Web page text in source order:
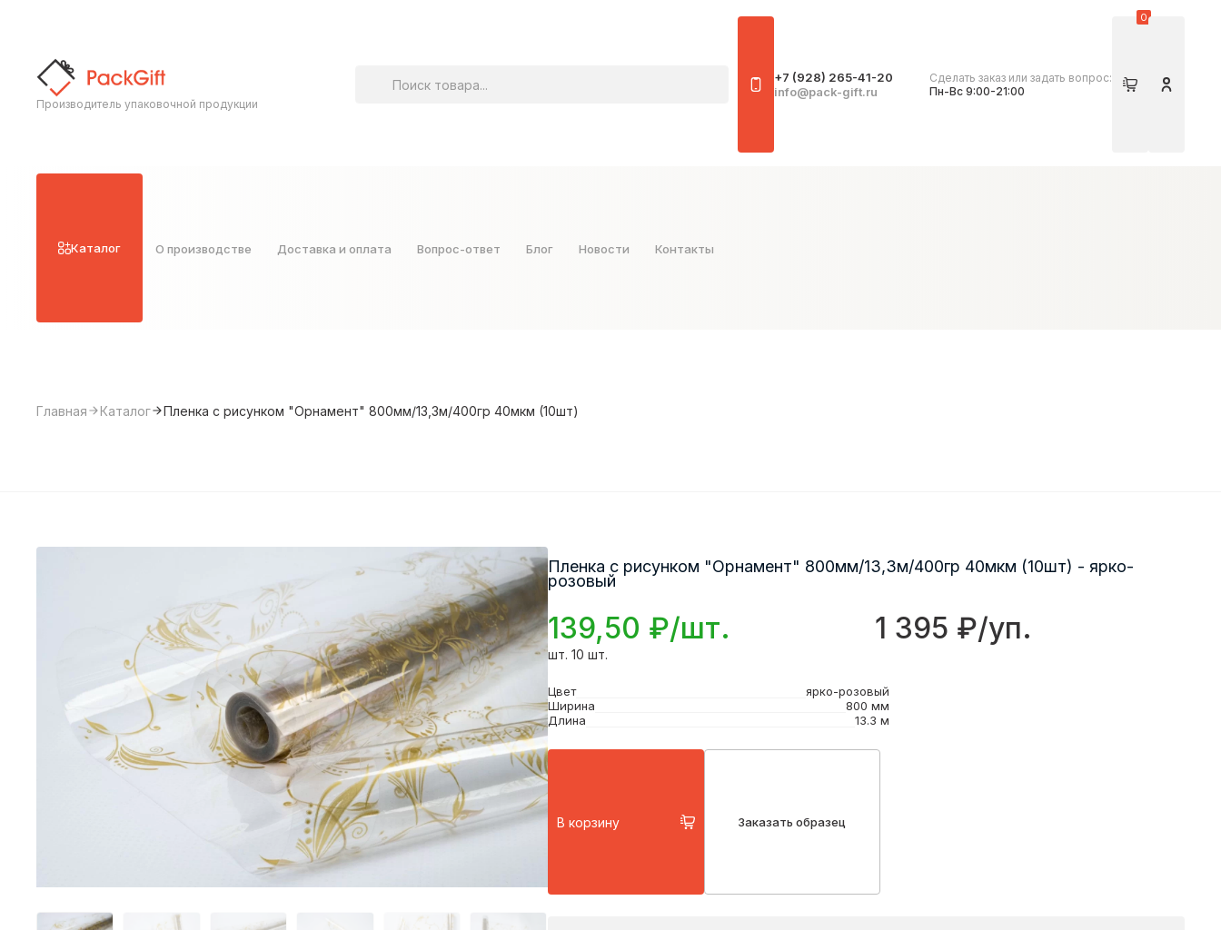
Производитель упаковочной продукции
+7 (928) 265-41-20
info@pack-gift.ru
Сделать заказ или задать вопрос:
Пн-Вс 9:00-21:00
Корзина
0
Личный
Каталог О производстве Доставка и оплата Вопрос-ответ Блог Новости Контакты
Главная Каталог Пленка с рисунком "Орнамент" 800мм/13,3м/400гр 40мкм (10шт)
Пленка с рисунком "Орнамент" 800мм/13,3м/400гр 40мкм (10шт) - ярко-
розовый
139,50 ₽/шт. 1 395 ₽/уп.
шт. 10 шт.
Цвет
ярко-розовый
Ширина
800 мм
Длина
13.3 м
В корзину Заказать образец